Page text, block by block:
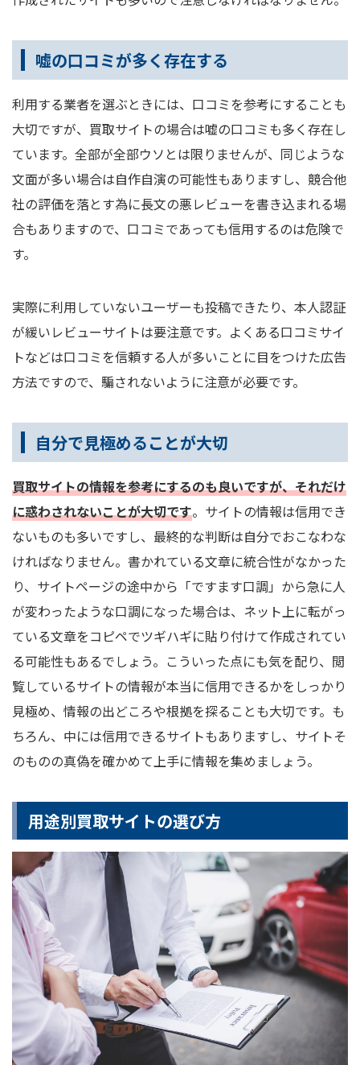
嘘の口コミが多く存在する
利用する業者を選ぶときには、口コミを参考にすることも
大切ですが、買取サイトの場合は嘘の口コミも多く存在し
ています。全部が全部ウソとは限りませんが、同じような
文面が多い場合は自作自演の可能性もありますし、競合他
社の評価を落とす為に長文の悪レビューを書き込まれる場
合もありますので、口コミであっても信用するのは危険で
す。
実際に利用していないユーザーも投稿できたり、本人認証
が緩いレビューサイトは要注意です。よくある口コミサイ
トなどは口コミを信頼する人が多いことに目をつけた広告
方法ですので、騙されないように注意が必要です。
自分で見極めることが大切
買取サイトの情報を参考にするのも良いですが、それだけ
に惑わされないことが大切です。サイトの情報は信用でき
ないものも多いですし、最終的な判断は自分でおこなわな
ければなりません。書かれている文章に統合性がなかった
り、サイトページの途中から「ですます口調」から急に人
が変わったような口調になった場合は、ネット上に転がっ
ている文章をコピペでツギハギに貼り付けて作成されてい
る可能性もあるでしょう。こういった点にも気を配り、閲
覧しているサイトの情報が本当に信用できるかをしっかり
見極め、情報の出どころや根拠を探ることも大切です。も
ちろん、中には信用できるサイトもありますし、サイトそ
のものの真偽を確かめて上手に情報を集めましょう。
用途別買取サイトの選び方